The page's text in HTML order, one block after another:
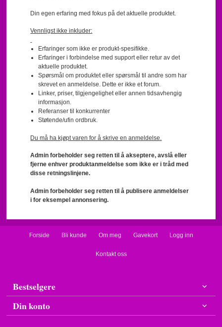
Din egen erfaring med fokus på det aktuelle produktet.
Vennligst ikke inkluder:
Erfaringer som ikke er produkt-spesifikke.
Erfaringer i forbindelse med support eller retur av det
aktuelle produktet.
Spørsmål om produktet eller spørsmål til andre som har
skrevet en anmeldelse. Dette er ikke et forum.
Linker, priser, tilgjengelighet eller annen tidsavhengig
informasjon.
Referanser til konkurrenter
Støtende/ufin ordbruk.
Du må ha kjøpt varen for å skrive en anmeldelse.
Admin forbeholder seg retten til å akseptere, avslå eller
fjerne enhver produktanmeldelse som ikke er i tråd med
disse retningslinjene.
Admin forbeholder seg retten til å publisere anmeldelser
i for eksempel annonsering.
Forside Bli kunde Om meg Gavekort Logg inn
Kontakt oss
Bestselgere
Din konto